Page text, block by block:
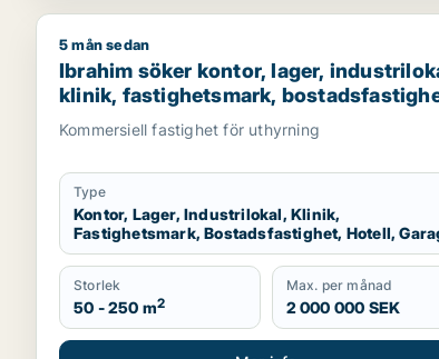
Ibrahim söker kontor, lager, industrilokal,
5 mån sedan
Ibrahim söker kontor, lager,
klinik, fastighetsmark,
hotell eller garage till salu i Stockholms
Kommersiell fastighet för uthyrning
Type
Kontor, Lager, Industrilokal, Klinik,
Fastighetsmark, Bostadsfastighet, Hotell,
Storlek
50 - 250 m2
Max. per månad
2 000 000 SEK